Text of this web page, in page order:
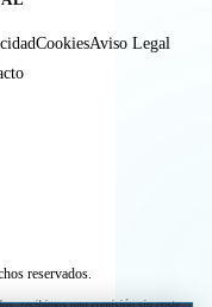
CookiesAviso Legal
reservados.
recibimos una comisión sin coste